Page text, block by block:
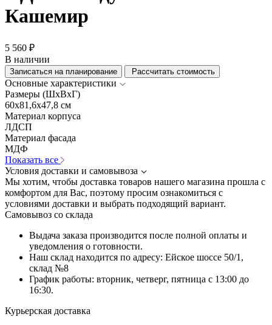
Кашемир
5 560 ₽
В наличии
Записаться на планирование Рассчитать стоимость
Основные характеристики
Размеры (ШхВхГ)
60x81,6x47,8 см
Материал корпуса
ЛДСП
Материал фасада
МДФ
Показать все
Условия доставки и самовывоза
Мы хотим, чтобы доставка товаров нашего магазина прошла с
комфортом для Вас, поэтому просим ознакомиться с
условиями доставки и выбрать подходящий вариант.
Самовывоз со склада
Выдача заказа производится после полной оплаты и
уведомления о готовности.
Наш склад находится по адресу: Ейское шоссе 50/1,
склад №8
График работы: вторник, четверг, пятница с 13:00 до
16:30.
Курьерская доставка